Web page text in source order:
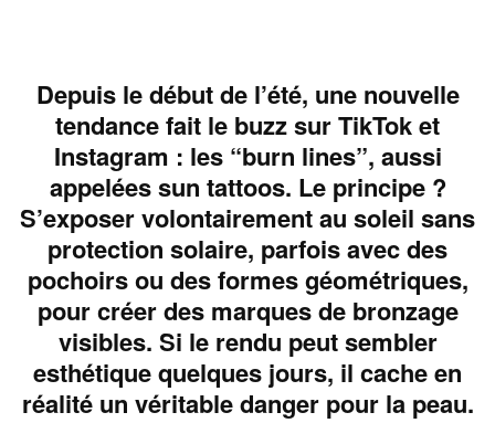
Depuis le début de l’été, une nouvelle
tendance fait le buzz sur TikTok et
Instagram : les “burn lines”, aussi
appelées sun tattoos. Le principe ?
S’exposer volontairement au soleil sans
protection solaire, parfois avec des
pochoirs ou des formes géométriques,
pour créer des marques de bronzage
visibles. Si le rendu peut sembler
esthétique quelques jours, il cache en
réalité un véritable danger pour la peau.